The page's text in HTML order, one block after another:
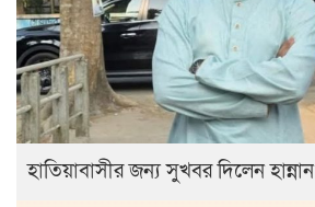
হাতিয়াবাসীর জন্য সুখবর দিলেন